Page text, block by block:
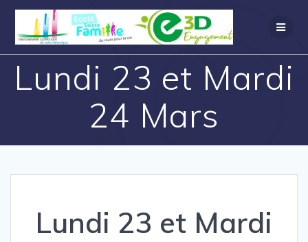
Lundi 23 et Mardi
24 Mars
Lundi 23 et Mardi